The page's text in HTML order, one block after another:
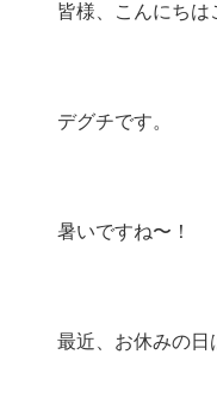
皆様、こんにちは
デグチです。
暑いですね〜！
最近、お休みの日